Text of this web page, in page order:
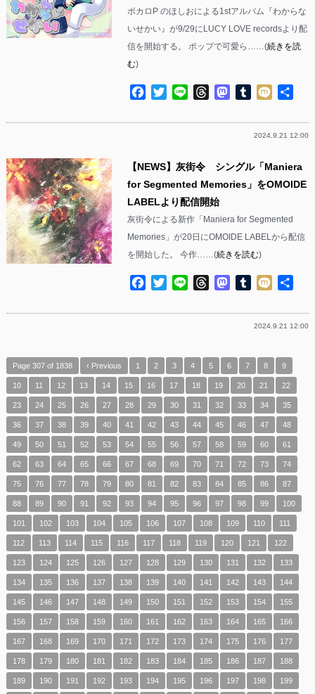
ボカロP のほしおによる1stアルバム『わからな
いせかい』が9/29にLUCY LOVE recordsより配
信を開始する。 ポップで可愛ら……(続きを読
む)
Facebook
TwitterLine ThreadsMastodon
Tumblr
Mixi
2024.9.21 12:00
【NEWS】灰街令 シングル「Maniera
for Segmented Memories」をOMOIDE
LABELより配信開始
灰街令による新作「Maniera for Segmented
Memories」が20日にOMOIDE LABELから配信
を開始した。 今作……(続きを読む)
Facebook
TwitterLine ThreadsMastodon
Tumblr
Mixi
2024.9.21 12:00
Page 307 of 1838 ‹ Previous 1 2 3 4 5 6 7 8 9
10 11 12 13 14 15 16 17 18 19 20 21 22
23 24 25 26 27 28 29 30 31 32 33 34 35
36 37 38 39 40 41 42 43 44 45 46 47 48
49 50 51 52 53 54 55 56 57 58 59 60 61
62 63 64 65 66 67 68 69 70 71 72 73 74
75 76 77 78 79 80 81 82 83 84 85 86 87
88 89 90 91 92 93 94 95 96 97 98 99 100
101 102 103 104 105 106 107 108 109 110 111
112 113 114 115 116 117 118 119 120 121 122
123 124 125 126 127 128 129 130 131 132 133
134 135 136 137 138 139 140 141 142 143 144
145 146 147 148 149 150 151 152 153 154 155
156 157 158 159 160 161 162 163 164 165 166
167 168 169 170 171 172 173 174 175 176 177
178 179 180 181 182 183 184 185 186 187 188
189 190 191 192 193 194 195 196 197 198 199